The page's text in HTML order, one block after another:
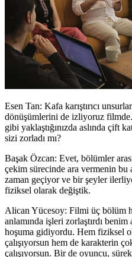
Esen Tan: Kafa karıştırıcı
dönüşümlerini de izliyoruz filmde.
gibi yaklaştığınızda aslında çift
sizi zorladı mı?
Başak Özcan: Evet, bölümler
çekim sürecinde ara vermenin bu
zaman geçiyor ve bir şeyler
fiziksel olarak değiştik.
Alican Yücesoy: Filmi üç bölüm
anlamında işleri zorlaştırdı
hoşuma gidiyordu. Hem fiziksel
çalışıyorsun hem de karakterin
çalışıyorsun. Bir de oyuncu,